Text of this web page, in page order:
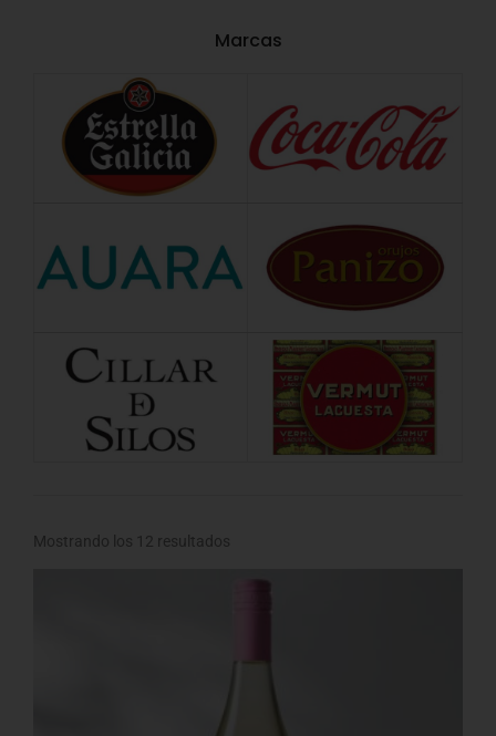
Marcas
Mostrando los 12 resultados